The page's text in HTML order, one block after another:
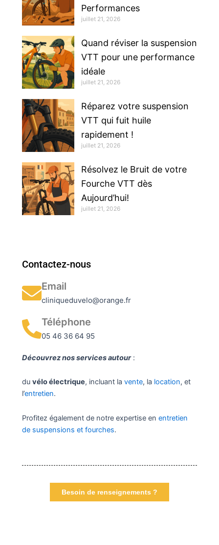
Performances
juillet 21, 2026
Quand réviser la suspension
VTT pour une performance
idéale
juillet 21, 2026
Réparez votre suspension
VTT qui fuit huile
rapidement !
juillet 21, 2026
Résolvez le Bruit de votre
Fourche VTT dès
Aujourd’hui!
juillet 21, 2026
Contactez-nous
Email
cliniqueduvelo@orange.fr
Téléphone
05 46 36 64 95
Découvrez nos services autour:
du vélo électrique, incluant la vente, la location, et
l’entretien.
Profitez également de notre expertise en entretien
de suspensions et fourches.
Besoin de renseignements ?